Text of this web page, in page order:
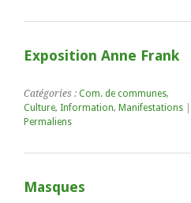
Exposition Anne Frank
Catégories : Com. de communes,
Culture, Information, Manifestations
Permaliens
Masques